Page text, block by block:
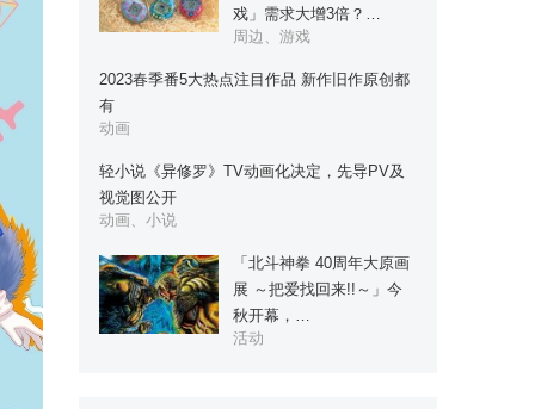
戏」需求大增3倍？…
周边、游戏
2023春季番5大热点注目作品 新作旧作原创都
有
动画
轻小说《异修罗》TV动画化决定，先导PV及
视觉图公开
动画、小说
「北斗神拳 40周年大原画
展 ～把爱找回来!!～」今
秋开幕，…
活动